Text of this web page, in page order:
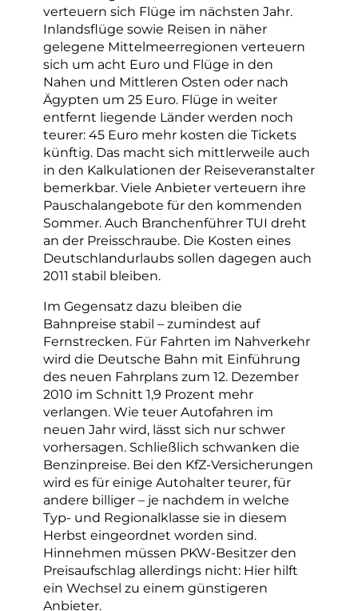
verteuern sich Flüge im nächsten Jahr.
Inlandsflüge sowie Reisen in näher
gelegene Mittelmeerregionen verteuern
sich um acht Euro und Flüge in den
Nahen und Mittleren Osten oder nach
Ägypten um 25 Euro. Flüge in weiter
entfernt liegende Länder werden noch
teurer: 45 Euro mehr kosten die Tickets
künftig. Das macht sich mittlerweile auch
in den Kalkulationen der Reiseveranstalter
bemerkbar. Viele Anbieter verteuern ihre
Pauschalangebote für den kommenden
Sommer. Auch Branchenführer TUI dreht
an der Preisschraube. Die Kosten eines
Deutschlandurlaubs sollen dagegen auch
2011 stabil bleiben.
Im Gegensatz dazu bleiben die
Bahnpreise stabil – zumindest auf
Fernstrecken. Für Fahrten im Nahverkehr
wird die Deutsche Bahn mit Einführung
des neuen Fahrplans zum 12. Dezember
2010 im Schnitt 1,9 Prozent mehr
verlangen. Wie teuer Autofahren im
neuen Jahr wird, lässt sich nur schwer
vorhersagen. Schließlich schwanken die
Benzinpreise. Bei den KfZ-Versicherungen
wird es für einige Autohalter teurer, für
andere billiger – je nachdem in welche
Typ- und Regionalklasse sie in diesem
Herbst eingeordnet worden sind.
Hinnehmen müssen PKW-Besitzer den
Preisaufschlag allerdings nicht: Hier hilft
ein Wechsel zu einem günstigeren
Anbieter.